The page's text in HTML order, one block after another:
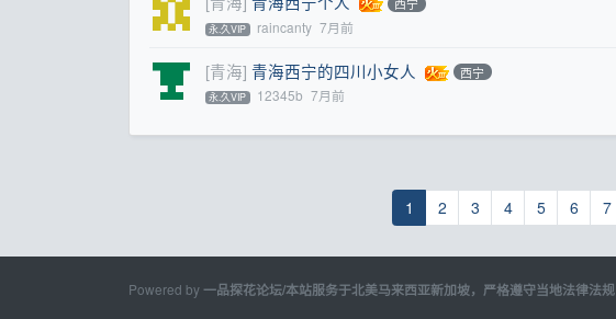
西宁
永.久VIP raincanty 7月前
[青海] 青海西宁的四川小女人 西宁
永.久VIP 12345b 7月前
1 2 3 4 5 6 7
Powered by一品探花论坛/本站服务于北美马来西亚新加坡，严格遵守当地法律法规